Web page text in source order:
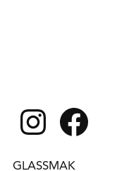
Instagram Facebook
GLASSMAK